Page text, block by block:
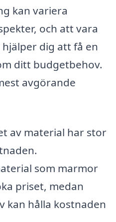
kan variera
och att vara
dig att få en
ditt budgetbehov.
avgörande
av material har stor
som marmor
priset, medan
kan hålla kostnaden